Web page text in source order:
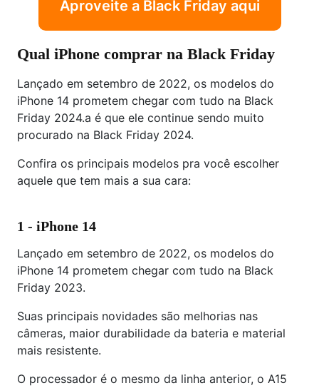
Aproveite a Black Friday aqui
Qual iPhone comprar na Black Friday
Lançado em setembro de 2022, os modelos do
iPhone 14 prometem chegar com tudo na Black
Friday 2024.a é que ele continue sendo muito
procurado na Black Friday 2024.
Confira os principais modelos pra você escolher
aquele que tem mais a sua cara:
1 - iPhone 14
Lançado em setembro de 2022, os modelos do
iPhone 14 prometem chegar com tudo na Black
Friday 2023.
Suas principais novidades são melhorias nas
câmeras, maior durabilidade da bateria e material
mais resistente.
O processador é o mesmo da linha anterior, o A15